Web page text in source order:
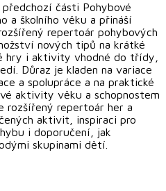
části Pohybové
a školního věku a přináší
repertoár pohybových
nových tipů na krátké
hry i aktivity vhodné do třídy,
Důraz je kladen na variace
a spolupráce a na praktické
aktivity věku a schopnostem
rozšířený repertoár her a
aktivit, inspiraci pro
i doporučení, jak
skupinami dětí.